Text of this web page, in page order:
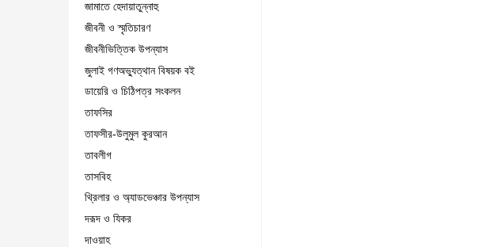
জামাতে হেদায়াতুন্নাহু
জীবনী ও স্মৃতিচারণ
জীবনীভিত্তিক উপন্যাস
জুলাই গণঅভ্যুত্থান বিষয়ক বই
ডায়েরি ও চিঠিপত্র সংকলন
তাফসির
তাফসীর-উলুমুল কুরআন
তাবলীগ
তাসবিহ
থ্রিলার ও অ্যাডভেঞ্চার উপন্যাস
দরূদ ও যিকর
দাওয়াহ